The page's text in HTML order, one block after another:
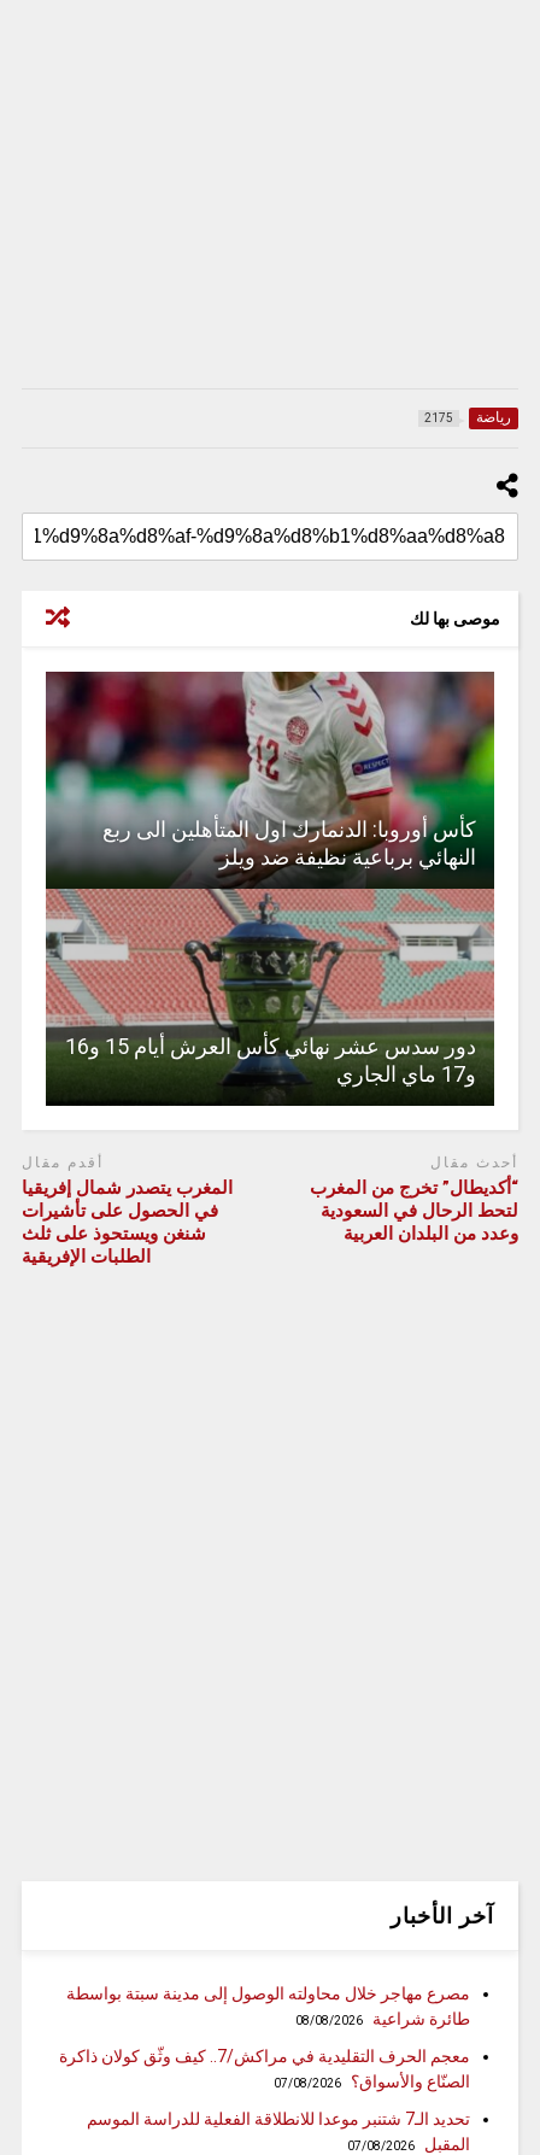
رياضة 2175
موصى بها لك
كأس أوروبا: الدنمارك اول المتأهلين الى ربع
النهائي برباعية نظيفة ضد ويلز
دور سدس عشر نهائي كأس العرش أيام 15 و16
و17 ماي الجاري
أحدث مقال
“أكديطال” تخرج من المغرب
لتحط الرحال في السعودية
وعدد من البلدان العربية
أقدم مقال
المغرب يتصدر شمال إفريقيا
في الحصول على تأشيرات
شنغن ويستحوذ على ثلث
الطلبات الإفريقية
آخر الأخبار
مصرع مهاجر خلال محاولته الوصول إلى مدينة سبتة بواسطة
طائرة شراعية
08/08/2026
معجم الحرف التقليدية في مراكش/7.. كيف وثّق كولان ذاكرة
الصنّاع والأسواق؟
07/08/2026
تحديد الـ7 شتنبر موعدا للانطلاقة الفعلية للدراسة الموسم
المقبل
07/08/2026